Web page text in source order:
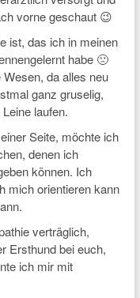
vorne geschaut 😉
ist, das ich in meinen
habe 🙁
da alles neu
ganz gruselig,
laufen.
Seite, möchte ich
denen ich
können. Ich
mich orientieren kann
verträglich,
Ersthund bei euch,
ich mir mit